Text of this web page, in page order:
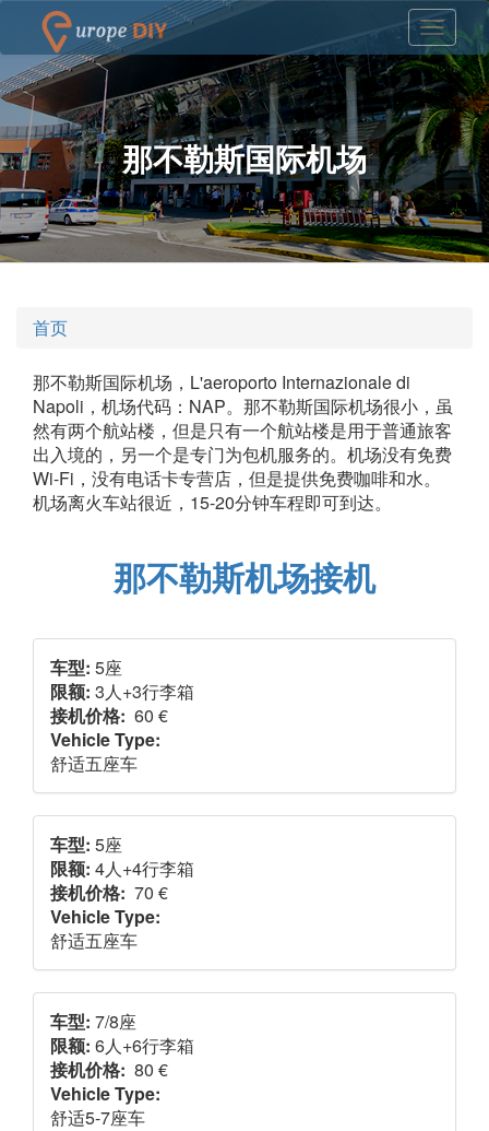
那不勒斯国际机场
首页
那不勒斯国际机场，L'aeroporto Internazionale di
Napoli，机场代码：NAP。那不勒斯国际机场很小，虽
然有两个航站楼，但是只有一个航站楼是用于普通旅客
出入境的，另一个是专门为包机服务的。机场没有免费
Wi-Fi，没有电话卡专营店，但是提供免费咖啡和水。
机场离火车站很近，15-20分钟车程即可到达。
那不勒斯机场接机
车型: 5座
限额: 3人+3行李箱
接机价格: 60 €
Vehicle Type:
舒适五座车
车型: 5座
限额: 4人+4行李箱
接机价格: 70 €
Vehicle Type:
舒适五座车
车型: 7/8座
限额: 6人+6行李箱
接机价格: 80 €
Vehicle Type:
舒适5-7座车